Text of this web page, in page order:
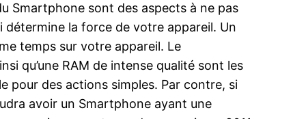
Smartphone sont des aspects à ne pas
détermine la force de votre appareil. Un
temps sur votre appareil. Le
qu’une RAM de intense qualité sont les
pour des actions simples. Par contre, si
avoir un Smartphone ayant une